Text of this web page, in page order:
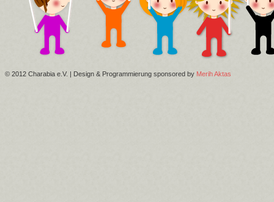
© 2012 Charabia e.V. | Design & Programmierung sponsored by Merih Aktas